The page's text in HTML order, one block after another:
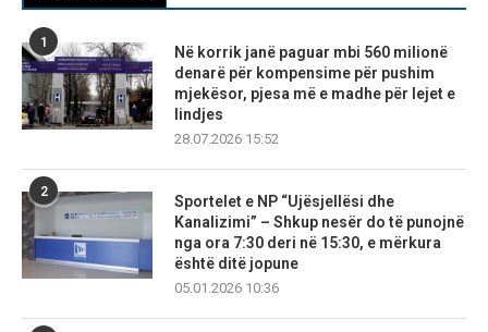
1
Në korrik janë paguar mbi 560 milionë
denarë për kompensime për pushim
mjekësor, pjesa më e madhe për lejet e
lindjes
28.07.2026 15:52
2
Sportelet e NP “Ujësjellësi dhe
Kanalizimi” – Shkup nesër do të punojnë
nga ora 7:30 deri në 15:30, e mërkura
është ditë jopune
05.01.2026 10:36